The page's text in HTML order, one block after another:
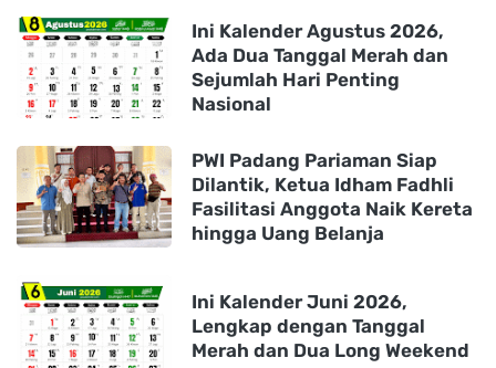
Ini Kalender Agustus 2026,
Ada Dua Tanggal Merah dan
Sejumlah Hari Penting
Nasional
PWI Padang Pariaman Siap
Dilantik, Ketua Idham Fadhli
Fasilitasi Anggota Naik Kereta
hingga Uang Belanja
Ini Kalender Juni 2026,
Lengkap dengan Tanggal
Merah dan Dua Long Weekend